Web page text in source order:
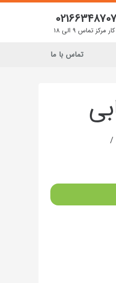
02166348707
تماس 9 الی 18
تماس با ما
/